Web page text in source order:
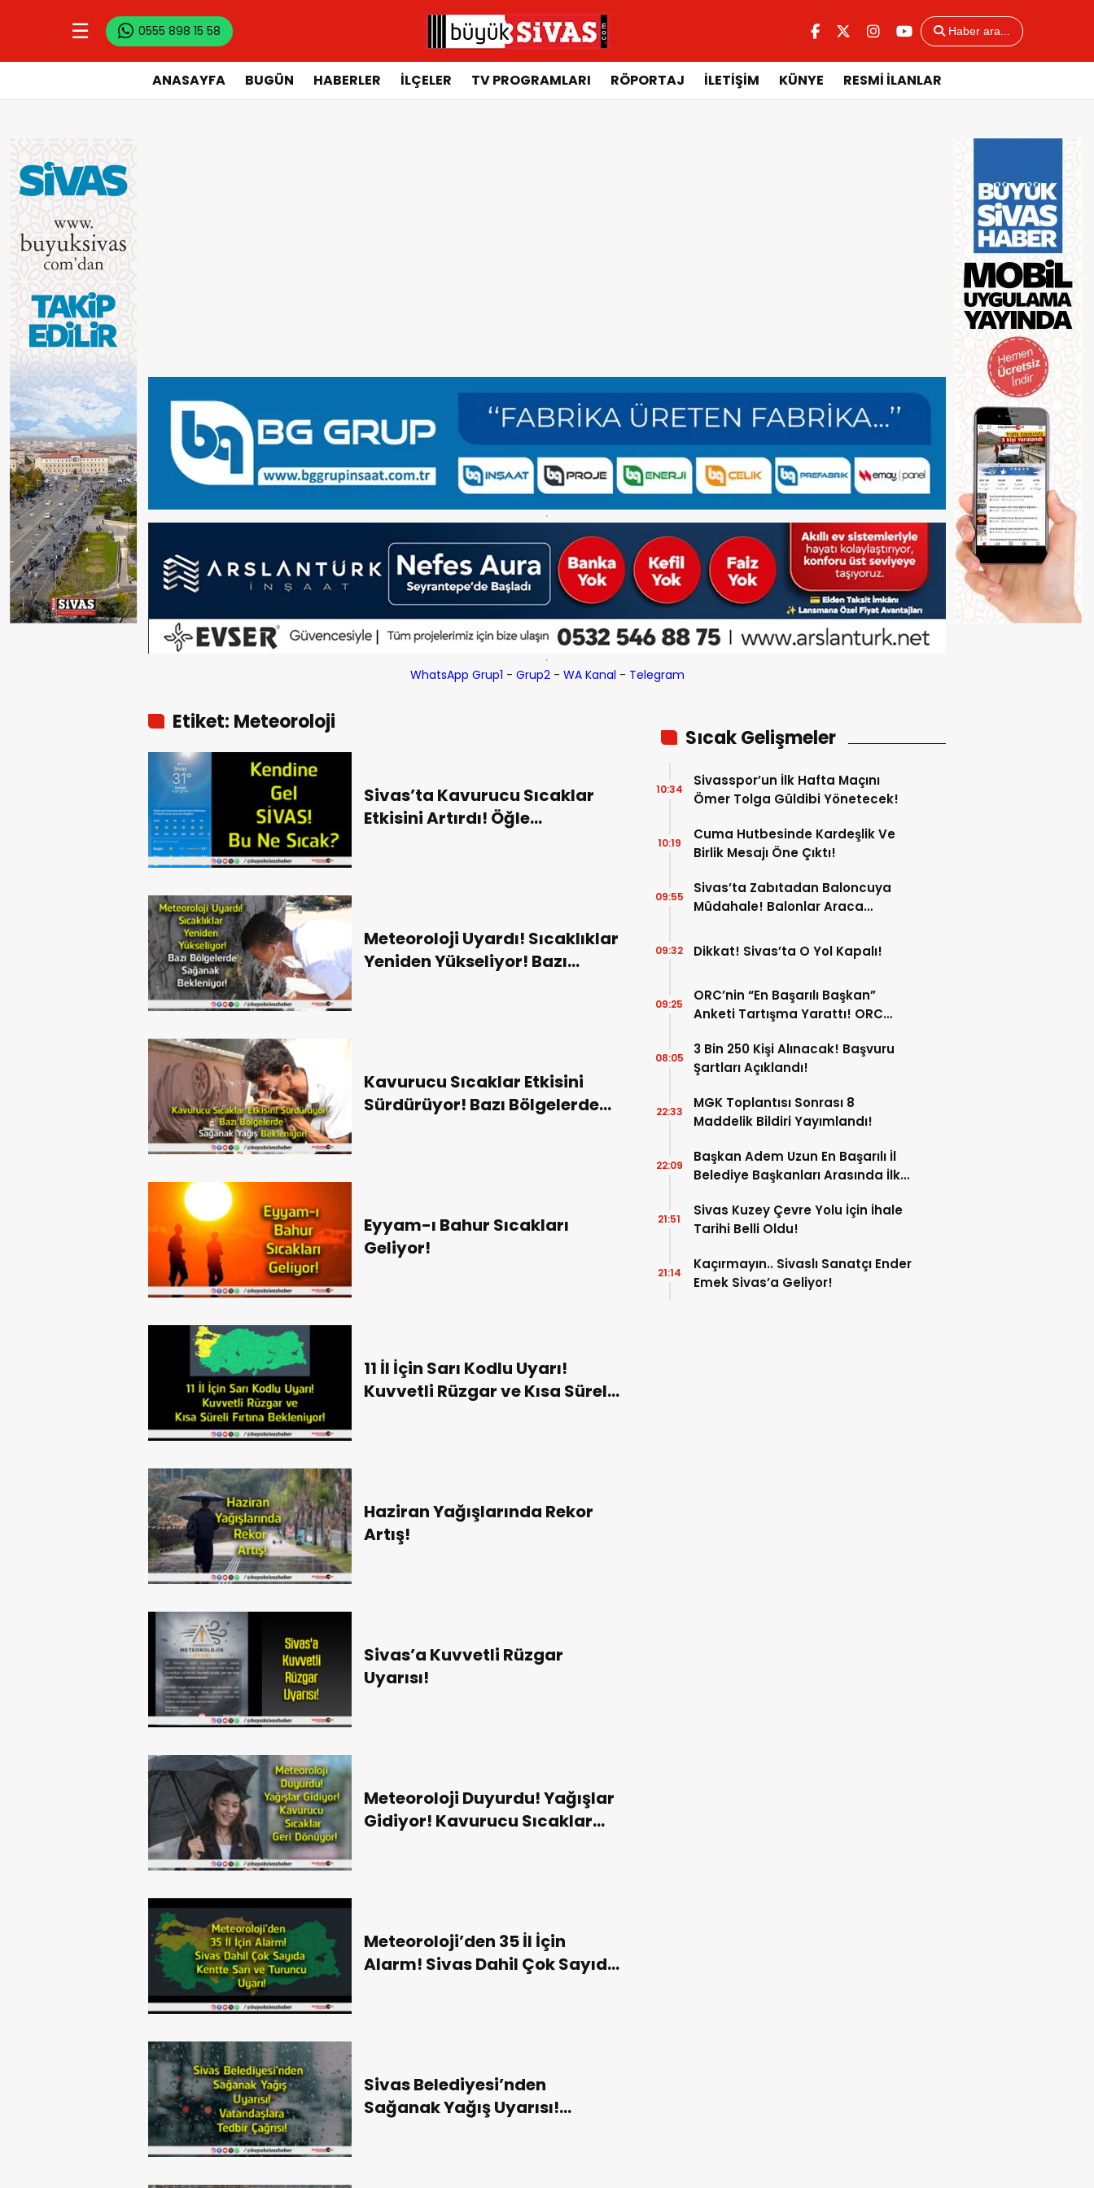
☰ 0555 898 15 58 Haber ara...
ANASAYFA BUGÜN HABERLER İLÇELER TV PROGRAMLARI RÖPORTAJ İLETİŞİM KÜNYE RESMİ İLANLAR
WhatsApp Grup1 - Grup2- WA Kanal - Telegram
Etiket: Meteoroloji
Sivas’ta Kavurucu Sıcaklar
Etkisini Artırdı! Öğle
Meteoroloji Uyardı! Sıcaklıklar
Yeniden Yükseliyor! Bazı
Kavurucu Sıcaklar Etkisini
Sürdürüyor! Bazı Bölgelerde
Eyyam-ı Bahur Sıcakları
Geliyor!
11 İl İçin Sarı Kodlu Uyarı!
Kuvvetli Rüzgar ve Kısa Süreli
Haziran Yağışlarında Rekor
Artış!
Sivas’a Kuvvetli Rüzgar
Uyarısı!
Meteoroloji Duyurdu! Yağışlar
Gidiyor! Kavurucu Sıcaklar
Meteoroloji’den 35 İl İçin
Alarm! Sivas Dahil Çok Sayıda
Sivas Belediyesi’nden
Sağanak Yağış Uyarısı!
Sıcak Gelişmeler
Sivasspor’un İlk Hafta Maçını
Ömer Tolga Güldibi Yönetecek!
10:34
Cuma Hutbesinde Kardeşlik Ve
Birlik Mesajı Öne Çıktı!
10:19
Sivas’ta Zabıtadan Baloncuya
Müdahale! Balonlar Araca
09:55
Dikkat! Sivas’ta O Yol Kapalı!
09:32
ORC’nin “En Başarılı Başkan”
Anketi Tartışma Yarattı! ORC
09:25
3 Bin 250 Kişi Alınacak! Başvuru
Şartları Açıklandı!
08:05
MGK Toplantısı Sonrası 8
Maddelik Bildiri Yayımlandı!
22:33
Başkan Adem Uzun En Başarılı İl
Belediye Başkanları Arasında İlk
22:09
Sivas Kuzey Çevre Yolu İçin İhale
Tarihi Belli Oldu!
21:51
Kaçırmayın.. Sivaslı Sanatçı Ender
Emek Sivas’a Geliyor!
21:14